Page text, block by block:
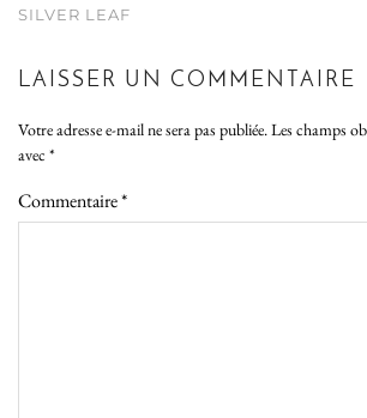
SILVER LEAF
LAISSER UN COMMENTAIRE
Votre adresse e-mail ne sera pas publiée.Les champs
avec *
Commentaire*